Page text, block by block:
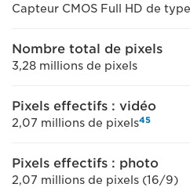
Capteur CMOS Full HD de
Nombre total de pixels
3,28 millions de pixels
Pixels effectifs : vidéo
2,07 millions de pixels45
Pixels effectifs : photo
2,07 millions de pixels (16/9)